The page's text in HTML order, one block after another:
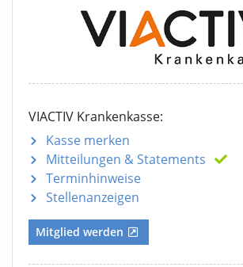
VIACTIV Krankenkasse:
Kasse merken
Mitteilungen & Statements
Terminhinweise
Stellenanzeigen
Mitglied werden